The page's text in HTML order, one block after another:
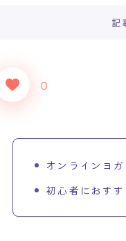
記
0
オンラインヨ
初心者におす